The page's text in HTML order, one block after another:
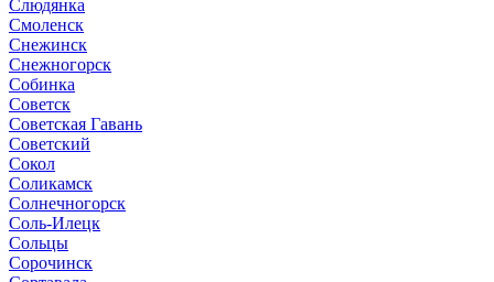
Слюдянка
Смоленск
Снежинск
Снежногорск
Собинка
Советск
Советская Гавань
Советский
Сокол
Соликамск
Солнечногорск
Соль-Илецк
Сольцы
Сорочинск